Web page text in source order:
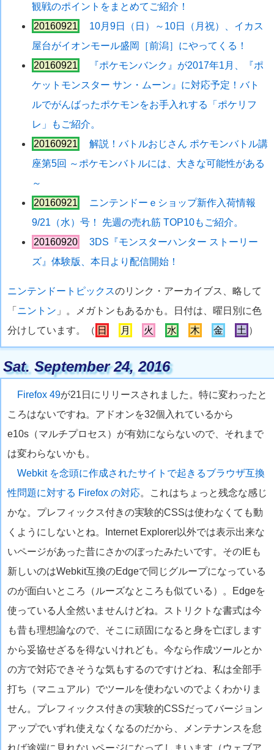
観戦のポイントをまとめてご紹介！
20160921
10月9日（日）～10日（月祝）、イカス
屋台がイオンモール盛岡［前潟］にやってくる！
20160921
『ポケモンバンク』が2017年1月、『ポ
ケットモンスター サン・ムーン』に対応予定！バト
ルでがんばったポケモンをお手入れする「ポケリフ
レ」もご紹介。
20160921
解説！バトルおじさん ポケモンバトル講
座第5回 ～ポケモンバトルには、大きな可能性がある
～
20160921
ニンテンドーｅショップ新作入荷情報
9/21（水）号！ 先週の売れ筋 TOP10もご紹介。
20160920
3DS『モンスターハンター ストーリー
ズ』体験版、本日より配信開始！
ニンテンドートピックスのリンク・アーカイブス、略して
「 ニントン 」。メガトンもあるかも。日付は、曜日別に色
分けしています。（ 日 月 火 水 木 金 土 ）
Sat. September 24, 2016
Firefox 49が21日にリリースされました。特に変わったと
ころはないですね。アドオンを32個入れているから
e10s（マルチプロセス）が有効にならないので、それまで
は変わらないかも。
Webkit を念頭に作成されたサイトで起きるブラウザ互換
性問題に対する Firefox の対応。これはちょっと残念な感じ
かな。プレフィックス付きの実験的CSSは使わなくても動
くようにしないとね。Internet Explorer以外では表示出来な
いページがあった昔にさかのぼったみたいです。そのIEも
新しいのはWebkit互換のEdgeで同じグループになっている
のが面白いところ（ルーズなところも似ている）。Edgeを
使っている人全然いませんけどね。ストリクトな書式は今
も昔も理想論なので、そこに頑固になると身を亡ぼします
から妥協せざるを得ないけれども。今なら作成ツールとか
の方で対応できそうな気もするのですけどね、私は全部手
打ち（マニュアル）でツールを使わないのでよくわかりま
せん。プレフィックス付きの実験的CSSだってバージョン
アップでいずれ使えなくなるのだから、メンテナンスを怠
れば途端に見れないページになってしまいます（ウェブア